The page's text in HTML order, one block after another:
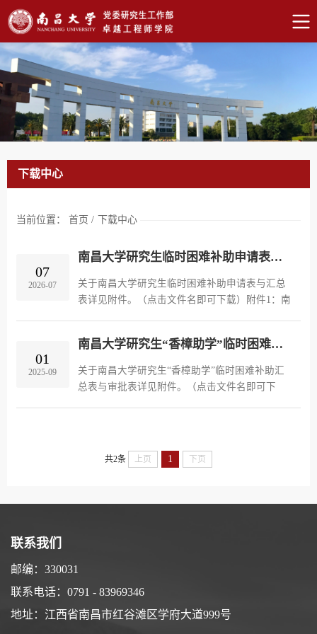
下载中心
当前位置： 首页 / 下载中心
07
2026-07
南昌大学研究生临时困难补助申请表与汇总表
关于南昌大学研究生临时困难补助申请表与汇总
表详见附件。（点击文件名即可下载）附件1：南
01
2025-09
南昌大学研究生“香樟助学”临时困难补助汇总表与审批表
关于南昌大学研究生“香樟助学”临时困难补助汇
总表与审批表详见附件。（点击文件名即可下
共2条 上页 1 下页
联系我们
邮编：330031
联系电话：0791 - 83969346
地址：江西省南昌市红谷滩区学府大道999号